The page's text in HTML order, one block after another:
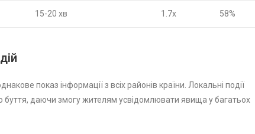
15-20 хв 1.7x 58%
показ інформації з всіх районів країни. Локальні події
буття, даючи змогу жителям усвідомлювати явища у багатьох